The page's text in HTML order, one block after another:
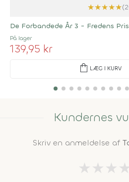
★★★★★
De Forbandede År 3 - Fredens Pris
På lager
139,95 kr
shopping_bag LÆG I KURV
Kundernes
Skriv en anmeldelse af
★ ★ ★ ★